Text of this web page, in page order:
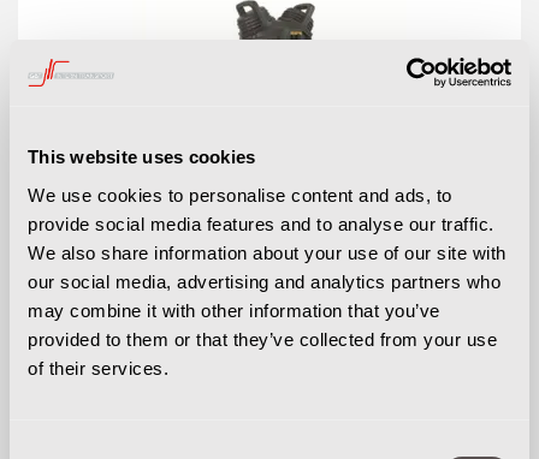
This website uses cookies
We use cookies to personalise content and ads, to
provide social media features and to analyse our traffic.
We also share information about your use of our site with
our social media, advertising and analytics partners who
may combine it with other information that you’ve
provided to them or that they’ve collected from your use
of their services.
VHS110 ATEX